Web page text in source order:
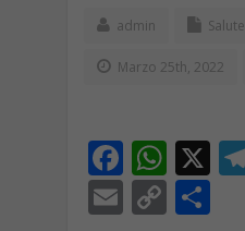
admin Salute
Marzo 25th, 2022
F
ac
W
h
X
E C C